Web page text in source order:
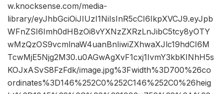
w.knocksense.com/media-
library/eyJhbGciOiJIUzI1NiIsInR5cCI6IkpXVCJ9.eyJpb
WFnZSI6Imh0dHBzOi8vYXNzZXRzLnJibC5tcy8yOTY
wMzQzOS9vcmlnaW4uanBnIiwiZXhwaXJlc19hdCI6M
TcwMjE5Njg2M30.u0AGwAgXvF1cxj1IvmY3kbKINhH5s
KOJxASvS8FzFdk/image.jpg%3Fwidth%3D700%26co
ordinates%3D146%252C0%252C146%252C0%26heig